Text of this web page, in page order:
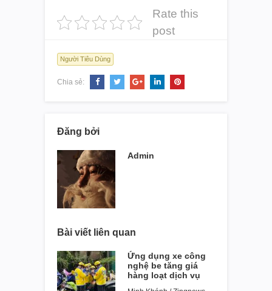
Rate this
post
Người Tiêu Dùng
Chia sẻ:
Đăng bởi
Admin
Bài viết liên quan
Ứng dụng xe công
nghệ be tăng giá
hàng loạt dịch vụ